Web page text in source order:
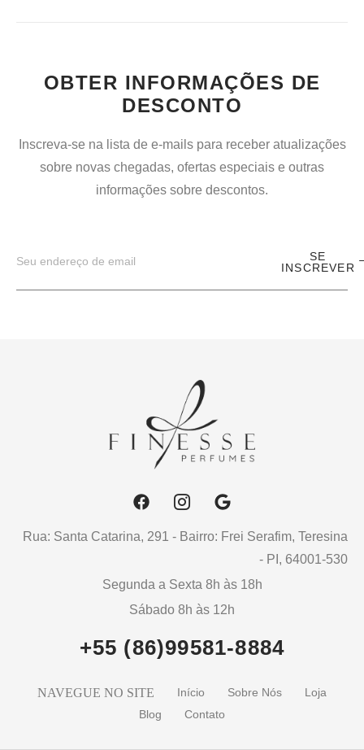
OBTER INFORMAÇÕES DE
DESCONTO
Inscreva-se na lista de e-mails para receber atualizações
sobre novas chegadas, ofertas especiais e outras
informações sobre descontos.
SE
INSCREVER
Rua: Santa Catarina, 291 - Bairro: Frei Serafim, Teresina
- PI, 64001-530
Segunda a Sexta 8h às 18h
Sábado 8h às 12h
+55 (86)99581-8884
NAVEGUE NO SITE Início Sobre Nós
Loja
Blog
Contato